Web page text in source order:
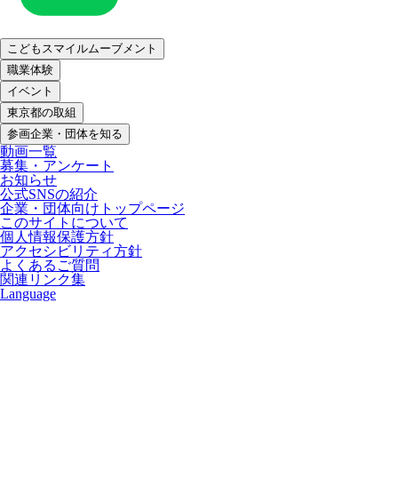
こどもスマイルムーブメント
職業体験
イベント
東京都の取組
参画企業・団体を知る
動画一覧
募集・アンケート
お知らせ
公式SNSの紹介
企業・団体向けトップページ
このサイトについて
個人情報保護方針
アクセシビリティ方針
よくあるご質問
関連リンク集
Language